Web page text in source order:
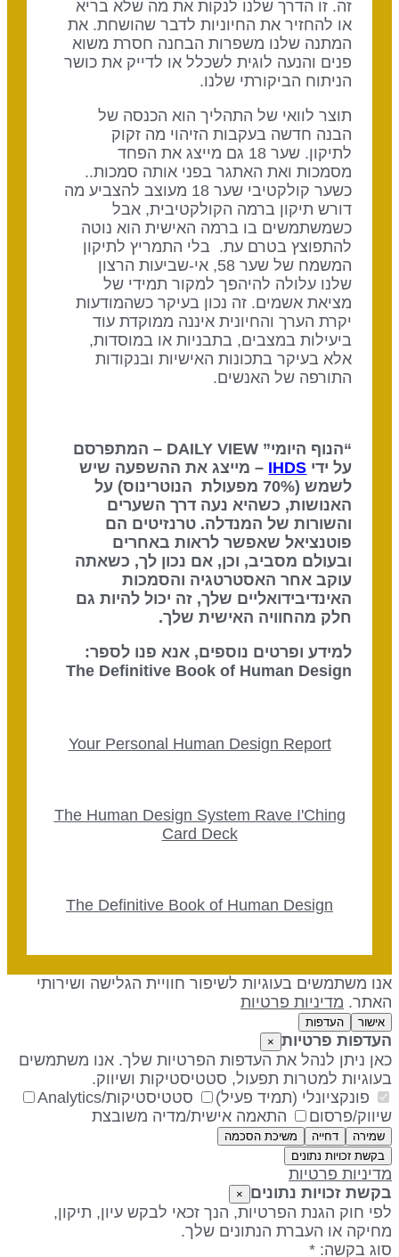
זה. זו הדרך שלנו לנקות את מה שלא בריא
או להחזיר את החיוניות לדבר שהושחת. את
המתנה שלנו משפרות הבחנה חסרת משוא
פנים והנעה לוגית לשכלל או לדייק את כושר
הניתוח הביקורתי שלנו.
תוצר לוואי של התהליך הוא הכנסה של
הבנה חדשה בעקבות הזיהוי מה זקוק
לתיקון. שער 18 גם מייצג את הפחד
מסמכות ואת האתגר בפני אותה סמכות..
כשער קולקטיבי שער 18 מעוצב להצביע מה
דורש תיקון ברמה הקולקטיבית, אבל
כשמשתמשים בו ברמה האישית הוא נוטה
להתפוצץ בטרם עת. בלי התמריץ לתיקון
המשמח של שער 58, אי-שביעות הרצון
שלנו עלולה להיהפך למקור תמידי של
מציאת אשמים. זה נכון בעיקר כשהמודעות
יקרת הערך והחיונית איננה ממוקדת עוד
ביעילות במצבים, בתבניות או במוסדות,
אלא בעיקר בתכונות האישיות ובנקודות
התורפה של האנשים.
“הנוף היומי” DAILY VIEW – המתפרסם
על ידיIHDS – מייצג את ההשפעה שיש
לשמש (70% מפעולת הנוטרינוס) על
האנושות, כשהיא נעה דרך השערים
והשורות של המנדלה. טרנזיטים הם
פוטנציאל שאפשר לראות באחרים
ובעולם מסביב, וכן, אם נכון לך, כשאתה
עוקב אחר האסטרטגיה והסמכות
האינדיבידואליים שלך, זה יכול להיות גם
חלק מהחוויה האישית שלך.
למידע ופרטים נוספים, אנא פנו לספר:
The Definitive Book of Human Design
Your Personal Human Design Report
The Human Design System Rave I'Ching
Card Deck
The Definitive Book of Human Design
משתמשים בעוגיות לשיפור חוויית הגלישה ושירותי
מדיניות פרטיות
אישור העדפות
פרטיות ×
ניתן לנהל את העדפות הפרטיות שלך. אנו משתמשים
למטרות תפעול, סטטיסטיקות ושיווק.
פונקציונלי (תמיד פעיל)
סטטיסטיקות/Analytics
פרסום
התאמה אישית/מדיה משובצת
שמירה דחייה
משיכת הסכמה
בקשת זכויות נתונים
פרטיות
זכויות נתונים
חוק הגנת הפרטיות, הנך זכאי לבקש עיון, תיקון,
או העברת הנתונים שלך.
בקשה: *